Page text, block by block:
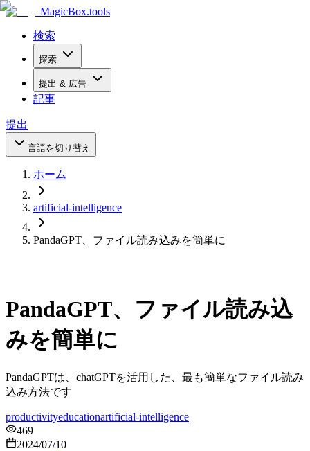
MagicBox.tools
検索
探索
提出 & 広告
記事
提出
言語を切り替え
ホーム
artificial-intelligence
PandaGPT、ファイル読み込みを簡単に
PandaGPT、ファイル読み込
みを簡単に
PandaGPTは、chatGPTを活用した、最も簡単なファイル読み
込み方法です
productivityeducationartificial-intelligence
469
2024/07/10